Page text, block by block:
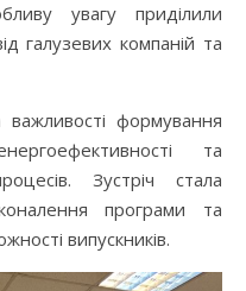
увагу приділили
галузевих компаній та
формування
та
Зустріч стала
програми та
випускників.